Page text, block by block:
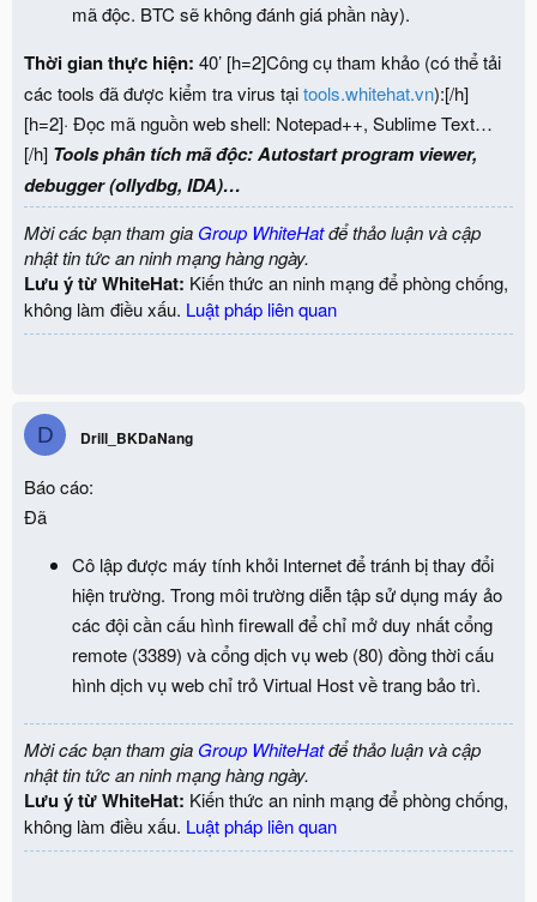
mã độc. BTC sẽ không đánh giá phần này).
Thời gian thực hiện: 40’ [h=2]Công cụ tham khảo (có thể tải
các tools đã được kiểm tra virus tạitools.whitehat.vn):[/h]
[h=2]· Đọc mã nguồn web shell: Notepad++, Sublime Text…
[/h] Tools phân tích mã độc: Autostart program viewer,
debugger (ollydbg, IDA)…
Mời các bạn tham gia Group WhiteHatđể thảo luận và cập
nhật tin tức an ninh mạng hàng ngày.
Lưu ý từ WhiteHat: Kiến thức an ninh mạng để phòng chống,
không làm điều xấu. Luật pháp liên quan
D Drill_BKDaNang
Báo cáo:
Đã
Cô lập được máy tính khỏi Internet để tránh bị thay đổi
hiện trường. Trong môi trường diễn tập sử dụng máy ảo
các đội cần cấu hình firewall để chỉ mở duy nhất cổng
remote (3389) và cổng dịch vụ web (80) đồng thời cấu
hình dịch vụ web chỉ trỏ Virtual Host về trang bảo trì.
Mời các bạn tham gia Group WhiteHatđể thảo luận và cập
nhật tin tức an ninh mạng hàng ngày.
Lưu ý từ WhiteHat: Kiến thức an ninh mạng để phòng chống,
không làm điều xấu. Luật pháp liên quan